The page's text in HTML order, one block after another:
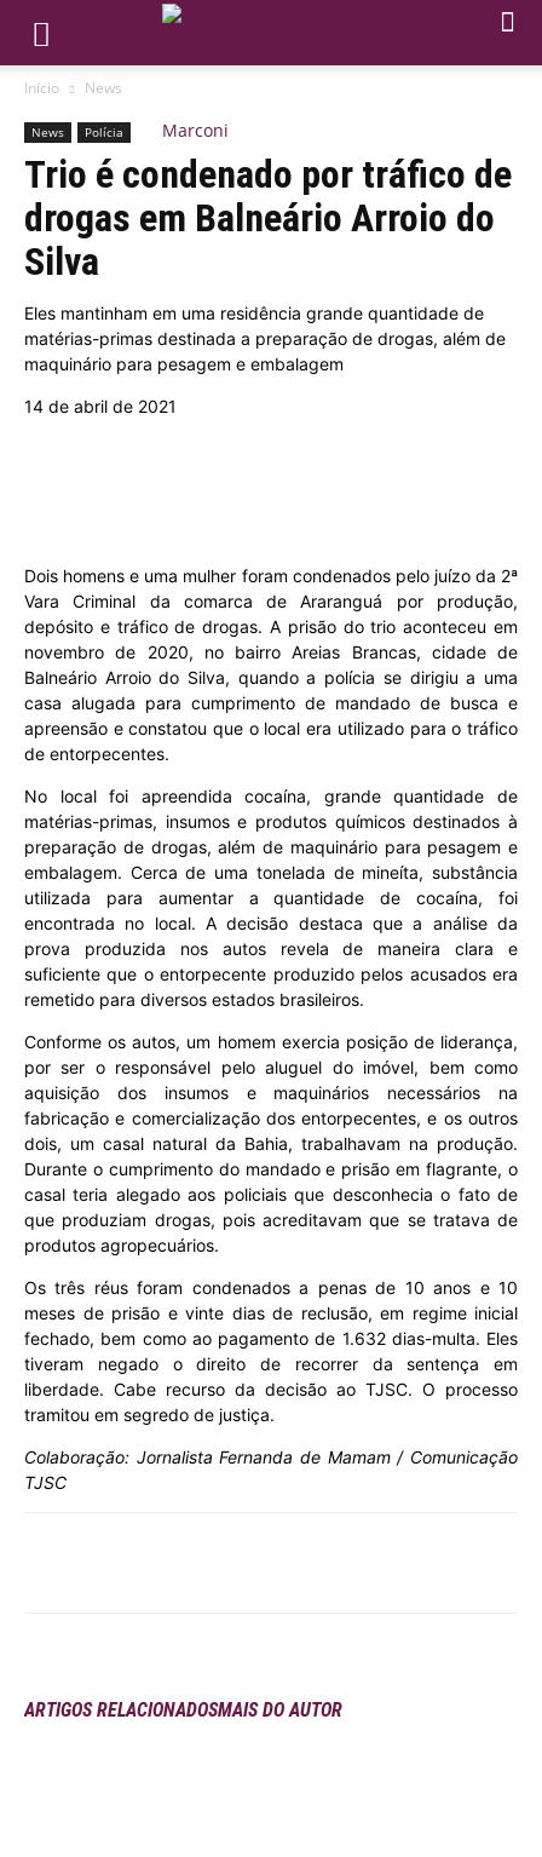
Início News
News Polícia
Trio é condenado por tráfico de
drogas em Balneário Arroio do
Silva
Eles mantinham em uma residência grande quantidade de
matérias-primas destinada a preparação de drogas, além de
maquinário para pesagem e embalagem
14 de abril de 2021
Dois homens e uma mulher foram ​condenados pelo juízo da 2ª
Vara Criminal da comarca de Araranguá por produção,
depósito e tráfico de drogas. A prisão do trio aconteceu em
novembro de 2020, no bairro Areias Brancas, cidade de
Balneário Arroio do Silva, quando a polícia se dirigiu a uma
casa alugada para cumprimento de mandado de busca e
apreensão e constatou que o local era utilizado para o tráfico
de entorpecentes.
No local foi apreendida cocaína, grande quantidade de
matérias-primas, insumos e produtos químicos destinados à
preparação de drogas, além de maquinário para pesagem e
embalagem. Cerca de uma tonelada de mineíta, substância
utilizada para aumentar a quantidade de cocaína, foi
encontrada no local. A decisão destaca que a análise da
prova produzida nos autos revela de maneira clara e
suficiente que o entorpecente produzido pelos acusados era
remetido para diversos estados brasileiros.
Conforme os autos, um homem exercia posição de liderança,
por ser o responsável pelo aluguel do imóvel, bem como
aquisição dos insumos e maquinários necessários na
fabricação e comercialização dos entorpecentes, e os outros
dois, um casal natural da Bahia, trabalhavam na produção.
Durante o cumprimento do mandado e prisão em flagrante, o
casal teria alegado aos policiais que desconhecia o fato de
que produziam drogas, pois acreditavam que se tratava de
produtos agropecuários.
Os três réus foram condenados a penas de 10 anos e 10
meses de prisão e vinte dias de reclusão, em regime inicial
fechado, bem como ao pagamento de 1.632 dias-multa. Eles
tiveram negado o direito de recorrer da sentença em
liberdade. Cabe recurso da decisão ao TJSC. O processo
tramitou em segredo de justiça. ​
Colaboração: Jornalista Fernanda de Mamam / Comunicação
TJSC
ARTIGOS RELACIONADOSMAIS DO AUTOR